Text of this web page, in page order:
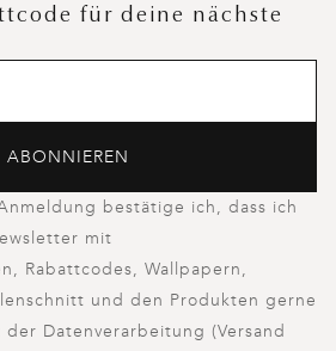
für deine nächste
ABONNIEREN
bestätige ich, dass ich
mit
Rabattcodes, Wallpapern,
und den Produkten gerne
Datenverarbeitung (Versand